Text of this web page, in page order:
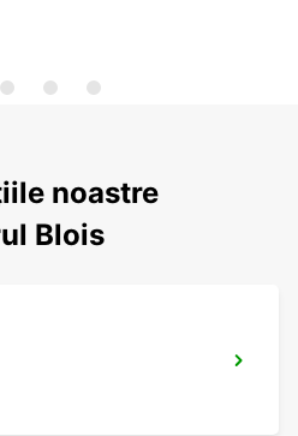
noastre
Blois